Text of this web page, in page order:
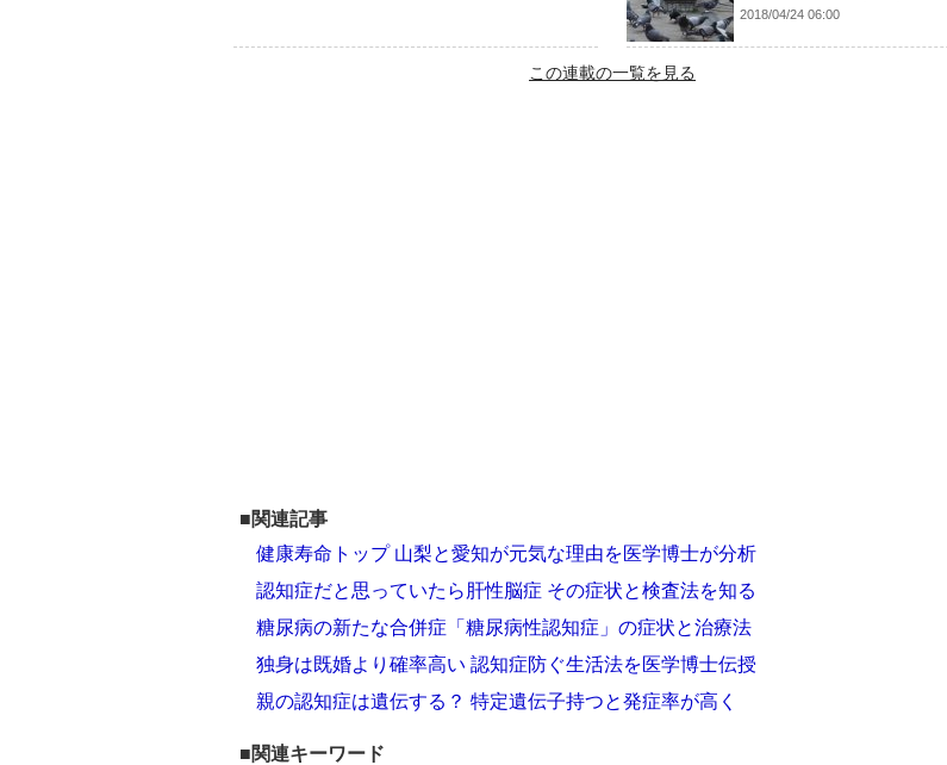
2018/04/24 06:00
この連載の一覧を見る
■関連記事
健康寿命トップ 山梨と愛知が元気な理由を医学博士が分析
認知症だと思っていたら肝性脳症 その症状と検査法を知る
糖尿病の新たな合併症「糖尿病性認知症」の症状と治療法
独身は既婚より確率高い 認知症防ぐ生活法を医学博士伝授
親の認知症は遺伝する？ 特定遺伝子持つと発症率が高く
■関連キーワード